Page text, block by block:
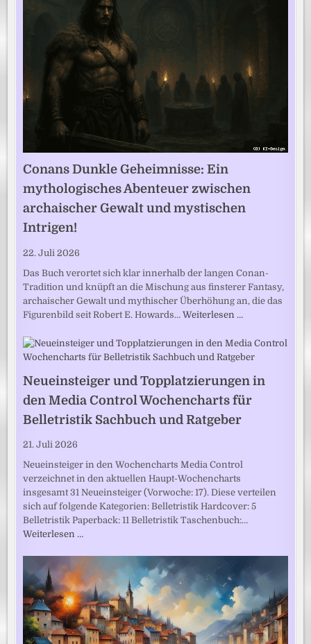
Conans Dunkle Geheimnisse: Ein
mythologisches Abenteuer zwischen
archaischer Gewalt und mystischen
Intrigen!
22. Juli 2026
Das Buch verortet sich klar innerhalb der langen Conan-
Tradition und knüpft an die Mischung aus finsterer Fantasy,
archaischer Gewalt und mythischer Überhöhung an, die das
Figurenbild seit Robert E. Howards…Weiterlesen …
Neueinsteiger und Topplatzierungen in
den Media Control Wochencharts für
Belletristik Sachbuch und Ratgeber
21. Juli 2026
Neueinsteiger in den Wochencharts Media Control
verzeichnet in den aktuellen Haupt-Wochencharts
insgesamt 31 Neueinsteiger (Vorwoche: 17). Diese verteilen
sich auf folgende Kategorien: Belletristik Hardcover: 5
Belletristik Paperback: 11 Belletristik Taschenbuch:…
Weiterlesen …